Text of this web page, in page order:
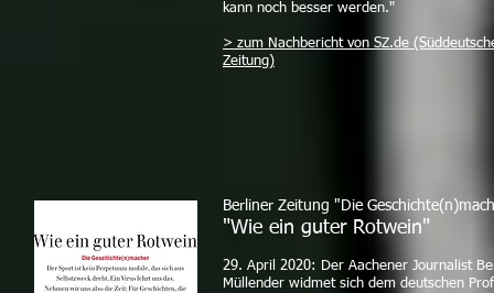
kann noch besser werden."
> zum Nachbericht von SZ.de
Zeitung)
Berliner Zeitung "Die
"Wie ein guter Rotwein"
29. April 2020: Der Aachener Journalist
Müllender widmet sich dem deutschen